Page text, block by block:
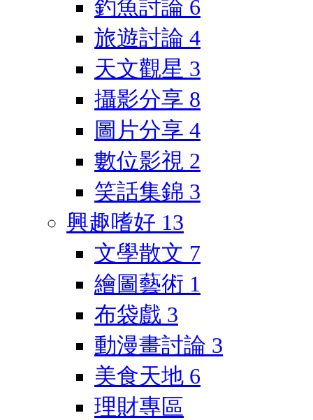
釣魚討論 6
旅遊討論 4
天文觀星 3
攝影分享 8
圖片分享 4
數位影視 2
笑話集錦 3
興趣嗜好 13
文學散文 7
繪圖藝術 1
布袋戲 3
動漫畫討論 3
美食天地 6
理財專區